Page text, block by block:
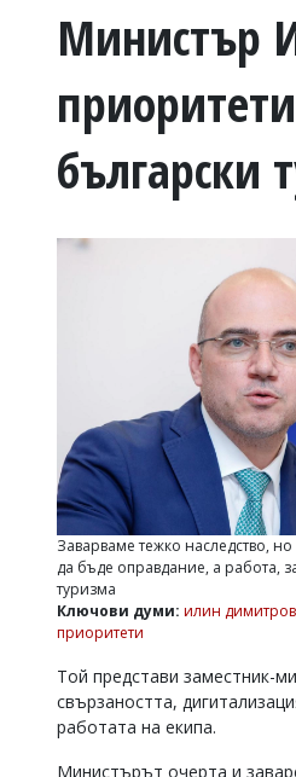
ВОЙНАТА
УКРАЙНА
СПОРТ
РАЗСЛЕДВАНЕ
БИЗНЕС
v.vasilev@flagman.bg
Касабова,
k.kassabova@flagman.bg
Главен
редактор:
office@flagman.bg
Коментарите
статиите
въвеждат
Министър
български
Заварваме тежко наследство,
да бъде оправдание, а работа,
туризма
Ключови думи: илин димитров
приоритети
Той представи заместник-
свързаността,
работата на екипа.
Министърът очерта и